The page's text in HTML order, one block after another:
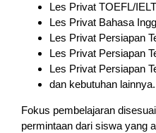
Les Privat TOEFL/
Les Privat Bahasa
Les Privat Persiapan
Les Privat Persiapan
Les Privat Persiapan
dan kebutuhan lainnya.
Fokus pembelajaran
permintaan dari siswa yang